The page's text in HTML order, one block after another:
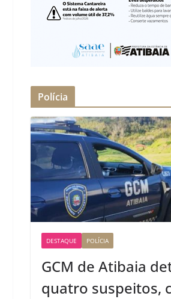
Polícia
DESTAQUE POLÍCIA
GCM de Atibaia
quatro suspeitos,